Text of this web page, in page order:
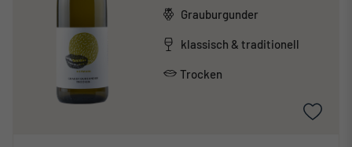
Grauburgunder
klassisch & traditionell
Trocken